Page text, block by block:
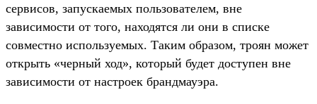
сервисов, запускаемых пользователем, вне
зависимости от того, находятся ли они в списке
совместно используемых. Таким образом, троян может
открыть «черный ход», который будет доступен вне
зависимости от настроек брандмауэра.